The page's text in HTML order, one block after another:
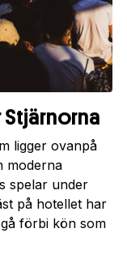
ligger ovanpå
moderna
spelar under
på hotellet har
förbi kön som